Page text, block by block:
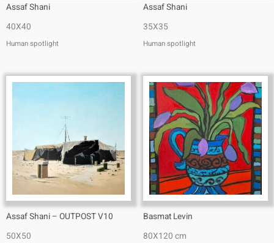
Assaf Shani
40X40
Human spotlight
Assaf Shani
35X35
Human spotlight
Assaf Shani – OUTPOST V10
50X50
Basmat Levin
80X120 cm